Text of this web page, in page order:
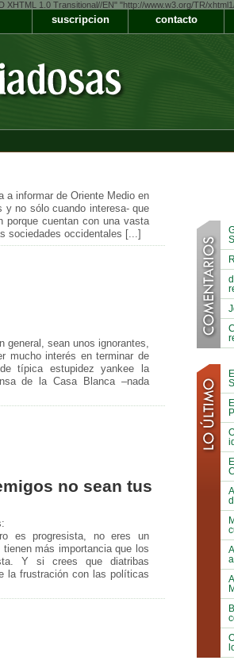
XHTML 1.0 Transitional//EN" "http://www.w3.org/TR/
suscripcion contacto
a informar de Oriente Medio en
no sólo cuando interesa- que
porque cuentan con una vasta
sociedades occidentales [...]
general, sean unos ignorantes,
mucho interés en terminar de
típica estupidez yankee la
de la Casa Blanca –nada
no sean tus
es progresista, no eres un
más importancia que los
Y si crees que diatribas
la frustración con las políticas